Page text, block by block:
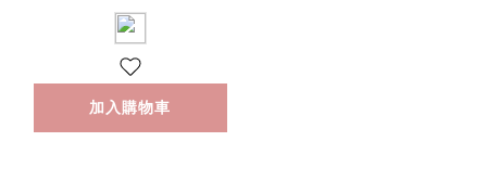
加入購物車